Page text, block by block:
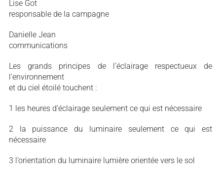
Lise Got
responsable de la campagne
Danielle Jean
communications
Les grands principes de l’éclairage respectueux de
l’environnement
et du ciel étoilé touchent :
1 les heures d’éclairage seulement ce qui est nécessaire
2 la puissance du luminaire seulement ce qui est
nécessaire
3 l’orientation du luminaire lumière orientée vers le sol